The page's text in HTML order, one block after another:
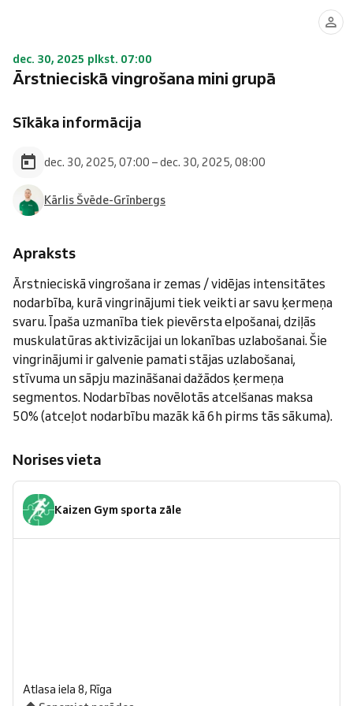
dec. 30, 2025 plkst. 07:00
Ārstnieciskā vingrošana mini grupā
Sīkāka informācija
dec. 30, 2025, 07:00 – dec. 30, 2025, 08:00
Kārlis Švēde-Grīnbergs
Apraksts
Ārstnieciskā vingrošana ir zemas / vidējas intensitātes
nodarbība, kurā vingrinājumi tiek veikti ar savu ķermeņa
svaru. Īpaša uzmanība tiek pievērsta elpošanai, dziļās
muskulatūras aktivizācijai un lokanības uzlabošanai. Šie
vingrinājumi ir galvenie pamati stājas uzlabošanai,
stīvuma un sāpju mazināšanai dažādos ķermeņa
segmentos. Nodarbības novēlotās atcelšanas maksa
50% (atceļot nodarbību mazāk kā 6h pirms tās sākuma).
Norises vieta
Kaizen Gym sporta zāle
Atlasa iela 8, Rīga